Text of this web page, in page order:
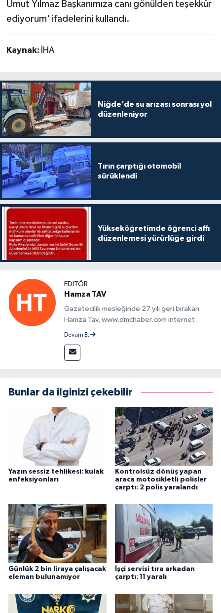
Umut Yılmaz Başkanımıza canı gönülden teşekkür
ediyorum' ifadelerini kullandı.
Kaynak: İHA
Niğde’de su arızası sonrası yol
düzenleniyor
Tırın çarptığı otomobil
sürüklendi
Yükseköğretimde öğrenci affı
düzenlemesi yürürlüğe girdi
EDITÖR
Hamza TAV
Gazetecilik mesleğinde 27 yılı geri bırakan
Hamza Tav, www.dmchaber.com internet
sitesinde editör olarak görevini
Devam Et
Bunlar da ilginizi çekebilir
Yazın sessiz tehlikesi: kulak
enfeksiyonları
Kontrolsüz dönüş yapan
araca motosikletli polisler
çarptı: 2 polis yaralandı
Günlük 2 bin liraya çalışacak
eleman bulunamıyor
İşçi servisi tıra arkadan
çarptı: 11 yaralı